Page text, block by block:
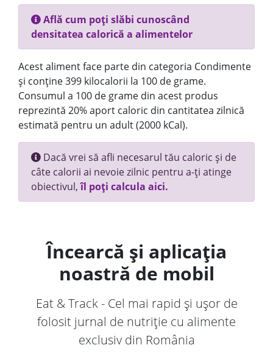
Află cum poți slăbi cunoscând
densitatea calorică a alimentelor
Acest aliment face parte din categoria Condimente
și conține 399 kilocalorii la 100 de grame.
Consumul a 100 de grame din acest produs
reprezintă 20% aport caloric din cantitatea zilnică
estimată pentru un adult (2000 kCal).
Dacă vrei să afli necesarul tău caloric și de
câte calorii ai nevoie zilnic pentru a-ți atinge
obiectivul,îl poți calcula aici.
Încearcă și aplicația
noastră de mobil
Eat & Track - Cel mai rapid și ușor de
folosit jurnal de nutriție cu alimente
exclusiv din România